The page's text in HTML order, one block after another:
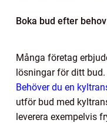
Boka bud efter behov
Många företag
lösningar för ditt bud.
Behöver du en
utför bud med
leverera exempelvis